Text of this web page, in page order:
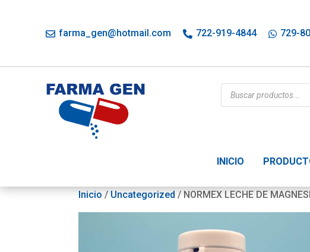
farma_gen@hotmail.com 722-919-4844 729-
Búsqueda
de
productos
INICIO
Inicio / Uncategorized / NORMEX LECHE DE